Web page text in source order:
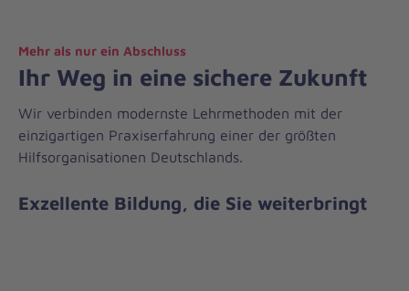
Ihr Weg in eine sichere Zukunft
Mehr als nur ein Abschluss
Wir verbinden modernste Lehrmethoden mit der
einzigartigen Praxiserfahrung einer der größten
Hilfsorganisationen Deutschlands.
Exzellente Bildung, die Sie weiterbringt